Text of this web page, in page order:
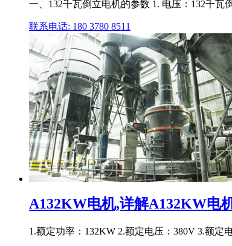
一、132千瓦倒立电机的参数 1. 电压：132千瓦
联系电话: 180 3780 8511
A132KW电机,详解A132KW电
1.额定功率：132KW 2.额定电压：380V 3.额定